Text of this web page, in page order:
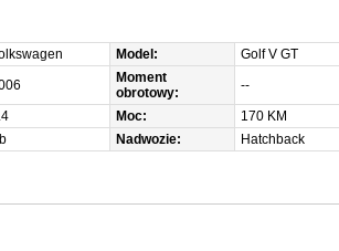
Model:
Golf V GT
Moment
obrotowy:
--
Moc:
170 KM
Nadwozie: Hatchback